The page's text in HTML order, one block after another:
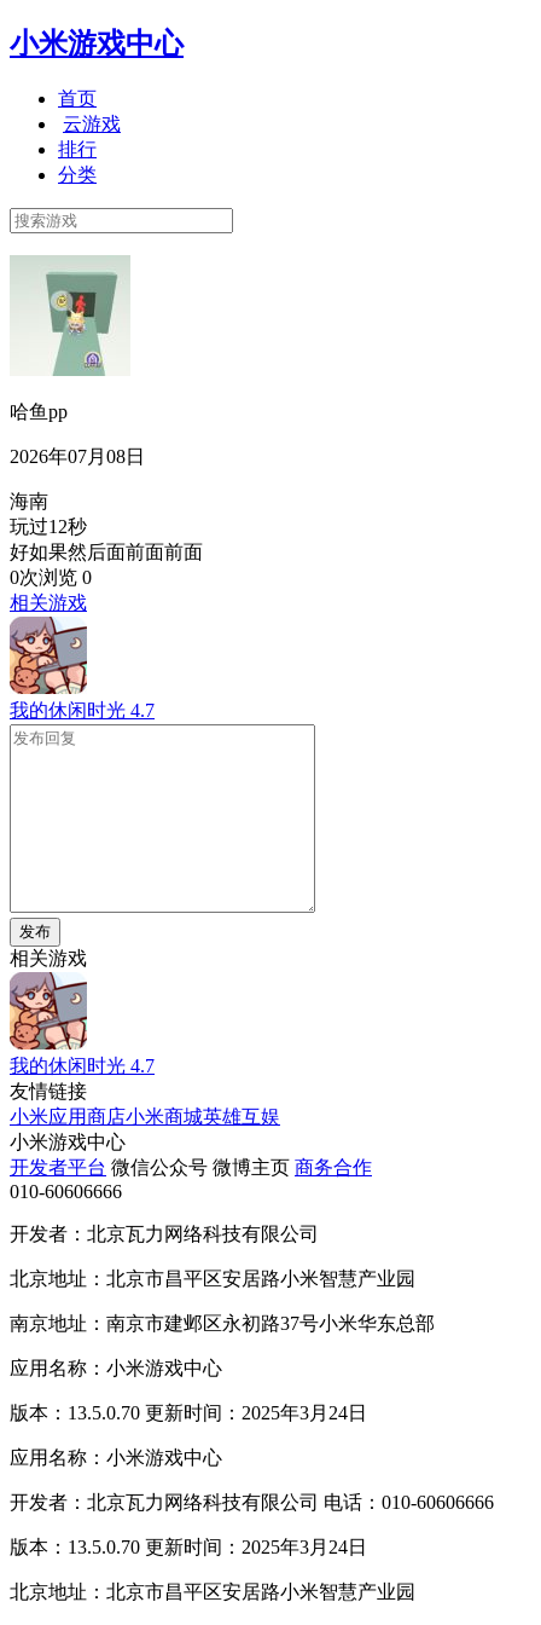
小米游戏中心
首页
云游戏
排行
分类
哈鱼pp
2026年07月08日
海南
玩过12秒
好如果然后面前面前面
0次浏览 0
相关游戏
我的休闲时光 4.7
发布
相关游戏
我的休闲时光 4.7
友情链接
小米应用商店小米商城英雄互娱
小米游戏中心
开发者平台 微信公众号 微博主页 商务合作
010-60606666
开发者：北京瓦力网络科技有限公司
北京地址：北京市昌平区安居路小米智慧产业园
南京地址：南京市建邺区永初路37号小米华东总部
应用名称：小米游戏中心
版本：13.5.0.70 更新时间：2025年3月24日
应用名称：小米游戏中心
开发者：北京瓦力网络科技有限公司 电话：010-60606666
版本：13.5.0.70 更新时间：2025年3月24日
北京地址：北京市昌平区安居路小米智慧产业园